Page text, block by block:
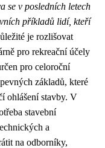
se v posledních letech
příkladů lidí, kteří
je rozlišovat
pro rekreační účely
pro celoroční
základů, které
ohlášení stavby. V
stavební
a
na odborníky,